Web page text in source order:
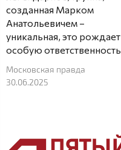
созданная Марком
Анатольевичем –
уникальная, это рождает
особую ответственность
Московская правда
30.06.2025